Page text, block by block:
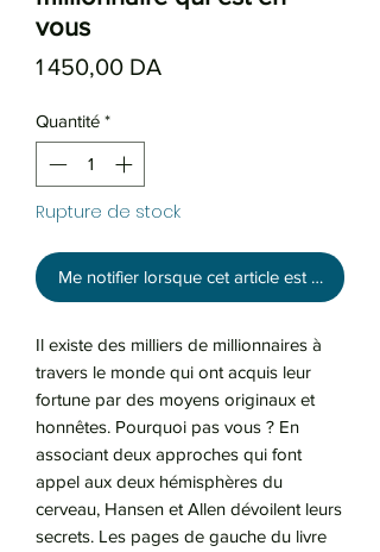
vous
1 450,00 DA
Quantité *
Rupture de stock
Me notifier lorsque cet article est disponible
Il existe des milliers de millionnaires à
travers le monde qui ont acquis leur
fortune par des moyens originaux et
honnêtes. Pourquoi pas vous ? En
associant deux approches qui font
appel aux deux hémisphères du
cerveau, Hansen et Allen dévoilent leurs
secrets. Les pages de gauche du livre